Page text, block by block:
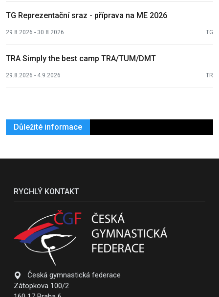
TG Reprezentační sraz - příprava na ME 2026
29.8.2026 - 30.8.2026 TG
TRA Simply the best camp TRA/TUM/DMT
29.8.2026 - 4.9.2026 TR
Důležité informace
RYCHLÝ KONTAKT
Česká gymnastická federace
Zátopkova 100/2